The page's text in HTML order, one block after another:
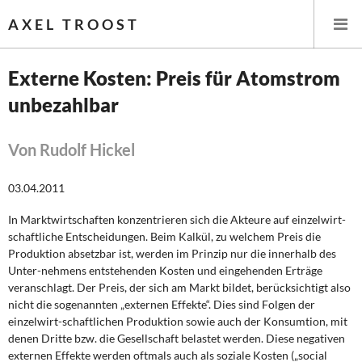
AXEL TROOST
Startseite
Themen
Leitlinien linker Wirtschafts- und Finanzpolitik
Wirtschaftspolitik
Steuer- und Finanzpolitik
Öffentliche Infrastruktur und Daseinsvorsorge
Eurokrise und Griechenland
Externe Kosten: Preis für Atomstrom
unbezahlbar
Von Rudolf Hickel
03.04.2011
In Marktwirtschaften konzentrieren sich die Akteure auf einzelwirt-
schaftliche Entscheidungen. Beim Kalkül, zu welchem Preis die
Produktion absetzbar ist, werden im Prinzip nur die innerhalb des
Unter-nehmens entstehenden Kosten und eingehenden Erträge
veranschlagt. Der Preis, der sich am Markt bildet, berücksichtigt also
nicht die sogenannten „externen Effekte“. Dies sind Folgen der
einzelwirt-schaftlichen Produktion sowie auch der Konsumtion, mit
denen Dritte bzw. die Gesellschaft belastet werden. Diese negativen
externen Effekte werden oftmals auch als soziale Kosten („social